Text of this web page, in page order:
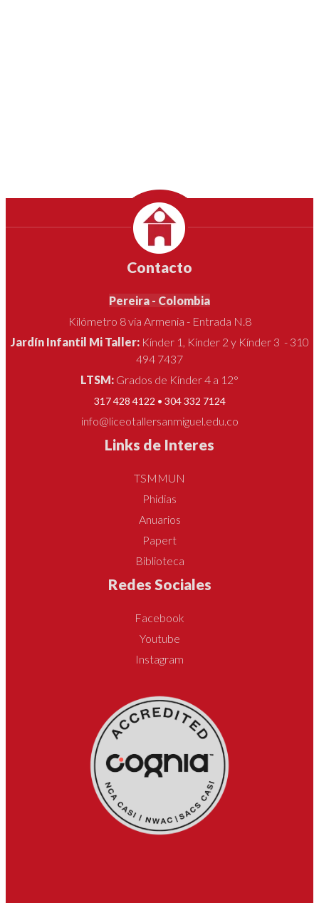
Contacto
Pereira - Colombia
Kilómetro 8 vía Armenia - Entrada N.8
Jardín Infantil Mi Taller: Kínder 1, Kínder 2 y Kínder 3 - 310
494 7437
LTSM: Grados de Kínder 4 a 12°
317 428 4122 • 304 332 7124
info@liceotallersanmiguel.edu.co
Links de Interes
TSMMUN
Phidias
Anuarios
Papert
Biblioteca
Redes Sociales
Facebook
Youtube
Instagram